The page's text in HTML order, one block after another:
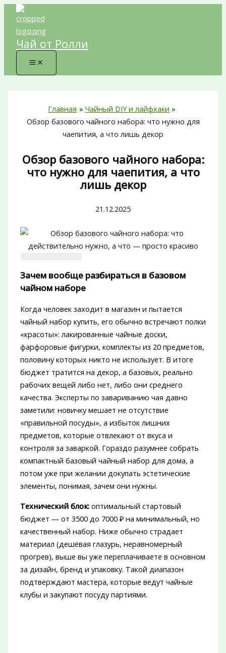
Перейти
содержимому
Чай от Ролли
Главная
Чайный DIY и лайфхаки
Обзор базового чайного набора: что нужно для
чаепития, а что лишь декор
Обзор базового чайного набора:
что нужно для чаепития, а что
лишь декор
21.12.2025
Зачем вообще разбираться в базовом
чайном наборе
Когда человек заходит в магазин и пытается
чайный набор купить, его обычно встречают полки
«красоты»: лакированные чайные доски,
фарфоровые фигурки, комплекты из 20 предметов,
половину которых никто не использует. В итоге
бюджет тратится на декор, а базовых, реально
рабочих вещей либо нет, либо они среднего
качества. Эксперты по завариванию чая давно
заметили: новичку мешает не отсутствие
«правильной посуды», а избыток лишних
предметов, которые отвлекают от вкуса и
контроля за заваркой. Гораздо разумнее собрать
компактный базовый чайный набор для дома, а
потом уже при желании докупать эстетические
элементы, понимая, зачем они нужны.
Технический блок:оптимальный стартовый
бюджет — от 3500 до 7000 ₽ на минимальный, но
качественный набор. Ниже обычно страдает
материал (дешёвая глазурь, неравномерный
прогрев), выше вы уже переплачиваете в основном
за дизайн, бренд и упаковку. Такой диапазон
подтверждают мастера, которые ведут чайные
клубы и закупают посуду партиями.